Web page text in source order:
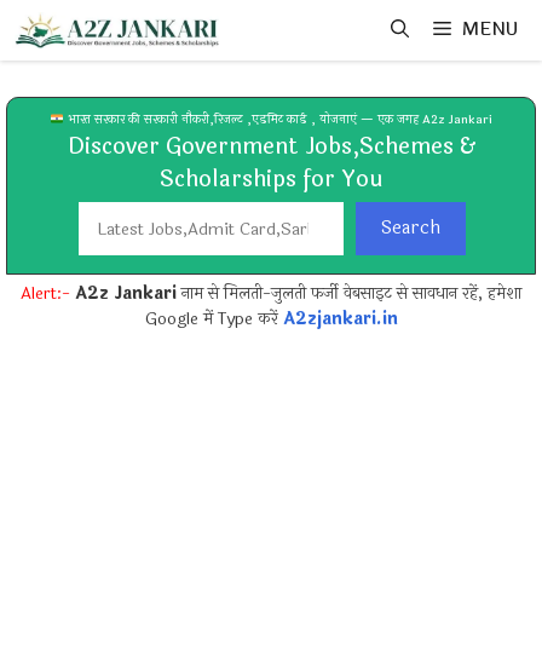
Skip
content
MENU
भारत सरकार की सरकारी नौकरी,रिजल्ट ,एडमिट कार्ड , योजनाएं — एक जगह A2z Jankari
Discover Government Jobs,Schemes &
Scholarships for You
Search
Alert:- A2z Jankariनाम से मिलती-जुलती फर्जी वेबसाइट से सावधान रहें, हमेशा
Google में Type करेंA2zjankari.in